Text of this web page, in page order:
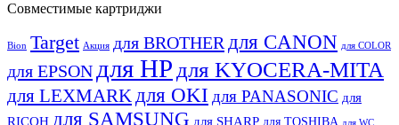
Совместимые картриджи
Bion Target Акция для BROTHER для CANON для COLOR
для EPSON для HP для KYOCERA-MITA
для LEXMARK для OKI для PANASONIC для
RICOH для SAMSUNG для SHARP для TOSHIBA для WC